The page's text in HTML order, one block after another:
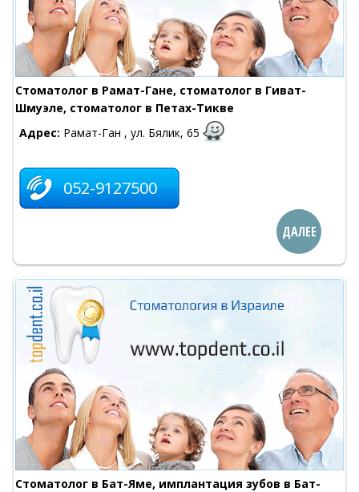
Стоматолог в Рамат-Гане, стоматолог в Гиват-
Шмуэле, стоматолог в Петах-Тикве
Адрес: Рамат-Ган , ул. Бялик, 65
052-9127500
ДАЛЕЕ
Cтоматолог в Бат-Яме, имплантация зубов в Бат-